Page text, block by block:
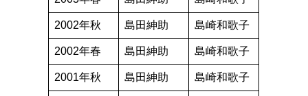
2002年秋 島田紳助 島崎和歌子
2002年春 島田紳助 島崎和歌子
2001年秋 島田紳助 島崎和歌子